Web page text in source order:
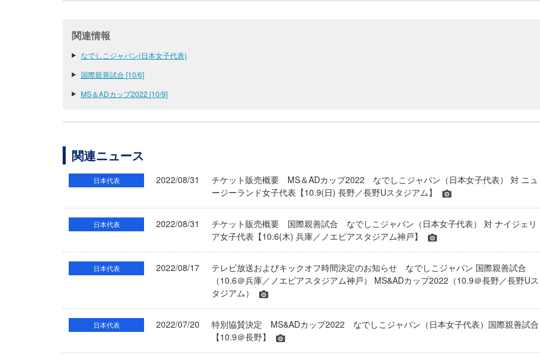
関連情報
なでしこジャパン(日本女子代表)
国際親善試合 [10/6]
MS＆ADカップ2022 [10/9]
関連ニュース
日本代表 2022/08/31
チケット販売概要 MS＆ADカップ2022 なでしこジャパン（日本女子代表） 対 ニュ
ージーランド女子代表【10.9(日) 長野／長野Uスタジアム】
日本代表 2022/08/31
チケット販売概要 国際親善試合 なでしこジャパン（日本女子代表） 対 ナイジェリ
ア女子代表【10.6(木) 兵庫／ノエビアスタジアム神戸】
日本代表 2022/08/17
テレビ放送およびキックオフ時間決定のお知らせ なでしこジャパン 国際親善試合
（10.6＠兵庫／ノエビアスタジアム神戸） MS&ADカップ2022（10.9＠長野／長野Uス
タジアム）
日本代表 2022/07/20
特別協賛決定 MS&ADカップ2022 なでしこジャパン（日本女子代表）国際親善試合
【10.9＠長野】